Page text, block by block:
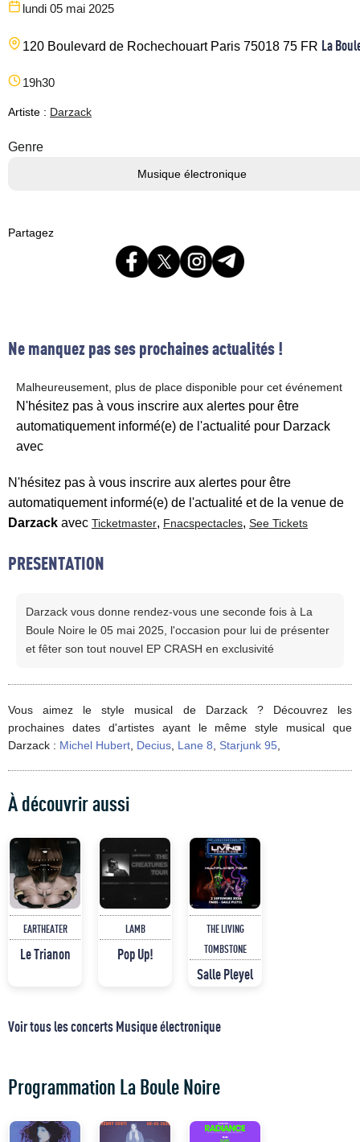
lundi 05 mai 2025
120 Boulevard de Rochechouart Paris 75018 75 FR La
19h30
Artiste : Darzack
Genre
Musique électronique
Partagez
Ne manquez pas ses prochaines actualités !
Malheureusement, plus de place disponible pour cet événement
N'hésitez pas à vous inscrire aux alertes pour être
automatiquement informé(e) de l'actualité pour Darzack
avec
N'hésitez pas à vous inscrire aux alertes pour être
automatiquement informé(e) de l'actualité et de la venue de
Darzack avec Ticketmaster, Fnacspectacles, See Tickets
PRESENTATION
Darzack vous donne rendez-vous une seconde fois à La
Boule Noire le 05 mai 2025, l'occasion pour lui de présenter
et fêter son tout nouvel EP CRASH en exclusivité
Vous aimez le style musical de Darzack ? Découvrez les
prochaines dates d'artistes ayant le même style musical que
Darzack : Michel Hubert Decius Lane 8 Starjunk 95
À découvrir aussi
EARTHEATER
Le Trianon
LAMB
Pop Up!
THE LIVING
TOMBSTONE
Salle Pleyel
Voir tous les concerts Musique électronique
Programmation La Boule Noire